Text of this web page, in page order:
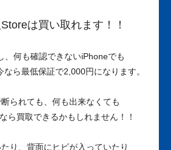
は買い取れます！！
、何も確認できないiPhoneでも
なら最低保証で2,000円になります。
られても、何も出来なくても
ら買取できるかもしれません！！
り、背面にヒビが入っていたり